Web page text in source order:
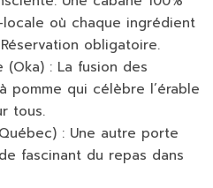
où chaque ingrédient
obligatoire.
(Oka) : La fusion des
pomme qui célèbre l’érable
tous.
: Une autre porte
fascinant du repas dans